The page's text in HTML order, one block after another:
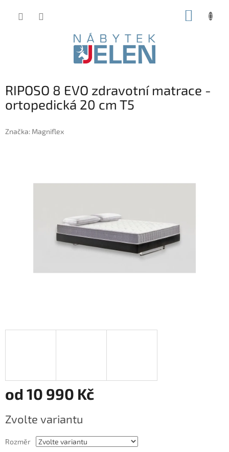
RIPOSO 8 EVO zdravotní matrace -
ortopedická 20 cm T5
Značka: Magniflex
od 10 990 Kč
cena:
Zvolte variantu
Rozměr